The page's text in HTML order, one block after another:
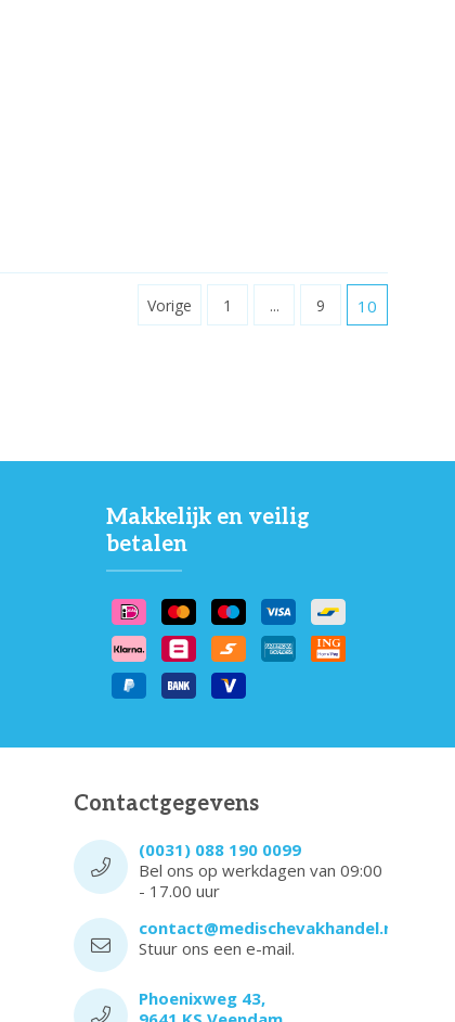
Vorige 1 ... 9 10
Makkelijk en veilig
betalen
Contactgegevens
(0031) 088 190 0099
Bel ons op werkdagen van 09:00
- 17.00 uur
contact@medischevakhandel.nl
Stuur ons een e-mail.
Phoenixweg 43,